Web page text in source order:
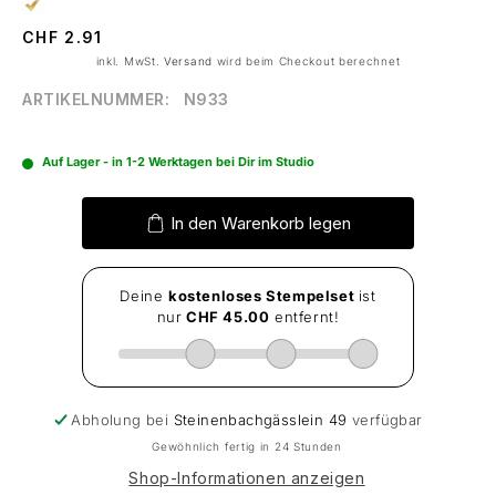
Normaler
CHF 2.91
inkl. MwSt.Versand wird beim Checkout berechnet
ARTIKELNUMMER: N933
Auf Lager - in 1-2 Werktagen bei Dir im Studio
In den Warenkorb legen
Abholung bei Steinenbachgässlein 49 verfügbar
Gewöhnlich fertig in 24 Stunden
Shop-Informationen anzeigen